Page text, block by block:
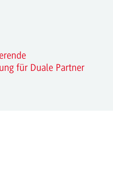
für Duale Partner